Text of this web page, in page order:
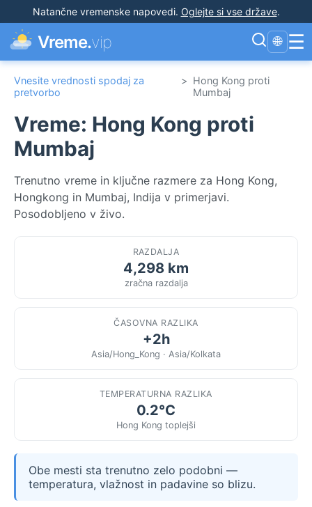
Natančne vremenske napovedi. Oglejte si vse države.
Vreme.vip 🌐 ☰
Vnesite vrednosti spodaj za
pretvorbo
> Hong Kong proti
Mumbaj
Vreme: Hong Kong proti
Mumbaj
Trenutno vreme in ključne razmere za Hong Kong,
Hongkong in Mumbaj, Indija v primerjavi.
Posodobljeno v živo.
RAZDALJA
4,298 km
zračna razdalja
ČASOVNA RAZLIKA
+2h
Asia/Hong_Kong · Asia/Kolkata
TEMPERATURNA RAZLIKA
0.2°C
Hong Kong toplejši
Obe mesti sta trenutno zelo podobni —
temperatura, vlažnost in padavine so blizu.